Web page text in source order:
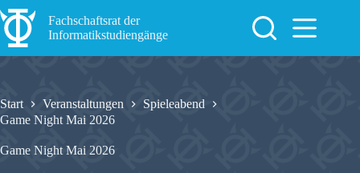
Zum
Inhalt
springen
Fachschaftsrat der
Informatikstudiengänge
Start Veranstaltungen
Spieleabend
Game Night Mai 2026
Game Night Mai 2026